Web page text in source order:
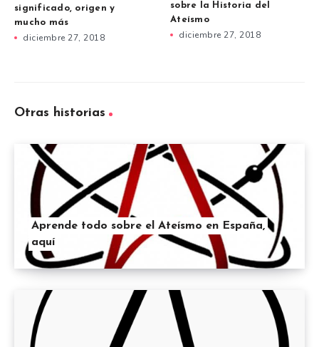
significado, origen y
mucho más
diciembre 27, 2018
sobre la Historia del
Ateísmo
diciembre 27, 2018
Otras historias
Aprende todo sobre el Ateísmo en España,
aquí